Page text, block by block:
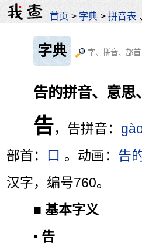
首页 > 字典 >拼音表
字典
告的拼音、意思
告，告拼音：
部首：
口 。动画： 告
汉字，编号760。
■基本字义
• 告